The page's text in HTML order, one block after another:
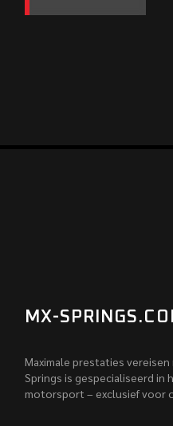
MX-
Maximale prestaties
Springs is gespecialiseerd in
motorsport – exclusief voor